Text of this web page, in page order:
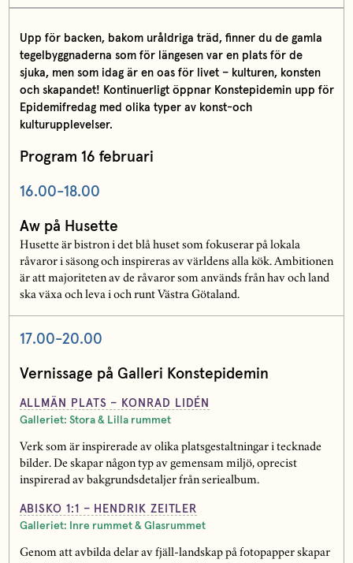
Upp för backen, bakom uråldriga träd, finner du de gamla
tegelbyggnaderna som för längesen var en plats för de
sjuka, men som idag är en oas för livet – kulturen, konsten
och skapandet! Kontinuerligt öppnar Konstepidemin upp för
Epidemifredag med olika typer av konst-och
kulturupplevelser.
Program 16 februari
16.00-18.00
Aw på Husette
Husette är bistron i det blå huset som fokuserar på lokala
råvaror i säsong och inspireras av världens alla kök. Ambitionen
är att majoriteten av de råvaror som används från hav och land
ska växa och leva i och runt Västra Götaland.
17.00-20.00
Vernissage på Galleri Konstepidemin
ALLMÄN PLATS – KONRAD LIDÉN
Galleriet: Stora & Lilla rummet
Verk som är inspirerade av olika platsgestaltningar i tecknade
bilder. De skapar någon typ av gemensam miljö, oprecist
inspirerad av bakgrundsdetaljer från seriealbum.
ABISKO 1:1 – HENDRIK ZEITLER
Galleriet: Inre rummet & Glasrummet
Genom att avbilda delar av fjäll-landskap på fotopapper skapar